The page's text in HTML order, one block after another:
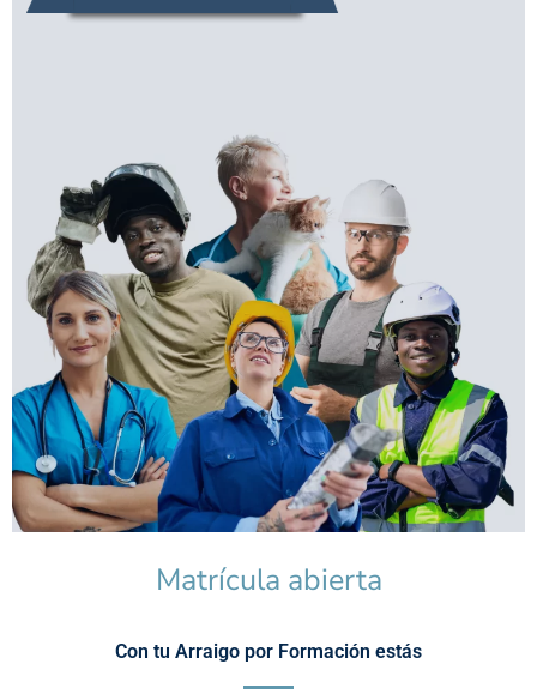
Más info
Matrícula abierta
Con tu Arraigo por Formación estás